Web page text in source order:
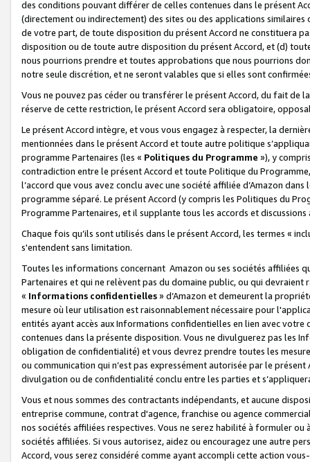
des conditions pouvant différer de celles contenues dans le présent
(directement ou indirectement) des sites ou des applications
de votre part, de toute disposition du présent Accord ne constituera
disposition ou de toute autre disposition du présent Accord, et (d)
nous pourrions prendre et toutes approbations que nous pourrions
notre seule discrétion, et ne seront valables que si elles sont
Vous ne pouvez pas céder ou transférer le présent Accord, du fait de
réserve de cette restriction, le présent Accord sera obligatoire,
Le présent Accord intègre, et vous vous engagez à respecter, la
mentionnées dans le présent Accord et toute autre politique
programme Partenaires (les « Politiques du Programme »), y
contradiction entre le présent Accord et toute Politique du
l’accord que vous avez conclu avec une société affiliée d’Amazon
programme séparé. Le présent Accord (y compris les Politiques du
Programme Partenaires, et il supplante tous les accords et discussions
Chaque fois qu’ils sont utilisés dans le présent Accord, les termes «
s'entendent sans limitation.
Toutes les informations concernant Amazon ou ses sociétés affiliées
Partenaires et qui ne relèvent pas du domaine public, ou qui
« Informations confidentielles» d’Amazon et demeurent la
mesure où leur utilisation est raisonnablement nécessaire pour
entités ayant accès aux Informations confidentielles en lien avec
contenues dans la présente disposition. Vous ne divulguerez pas les
obligation de confidentialité) et vous devrez prendre toutes les
ou communication qui n’est pas expressément autorisée par le
divulgation ou de confidentialité conclu entre les parties et
Vous et nous sommes des contractants indépendants, et aucune
entreprise commune, contrat d'agence, franchise ou agence
nos sociétés affiliées respectives. Vous ne serez habilité à formuler
sociétés affiliées. Si vous autorisez, aidez ou encouragez une autre
Accord, vous serez considéré comme ayant accompli cette action